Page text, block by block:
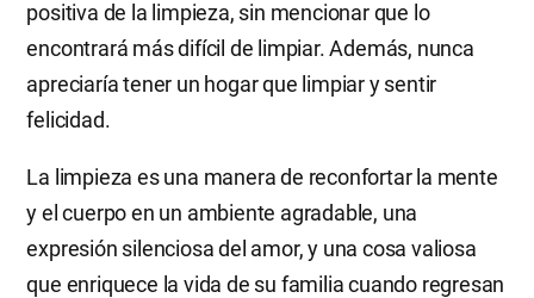
positiva de la limpieza, sin mencionar que lo
encontrará más difícil de limpiar. Además, nunca
apreciaría tener un hogar que limpiar y sentir
felicidad.
La limpieza es una manera de reconfortar la mente
y el cuerpo en un ambiente agradable, una
expresión silenciosa del amor, y una cosa valiosa
que enriquece la vida de su familia cuando regresan